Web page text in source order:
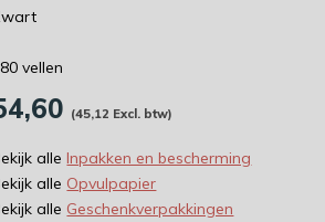
vellen
(45,12 Excl. btw)
alle Inpakken en bescherming
alle Opvulpapier
alle Geschenkverpakkingen